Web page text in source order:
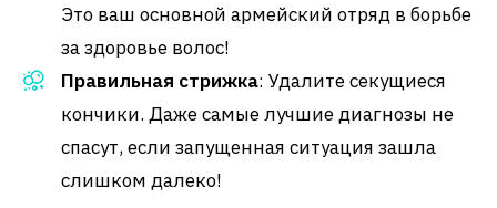
Это ваш основной армейский отряд в борьбе
за здоровье волос!
Правильная стрижка: Удалите секущиеся
кончики. Даже самые лучшие диагнозы не
спасут, если запущенная ситуация зашла
слишком далеко!